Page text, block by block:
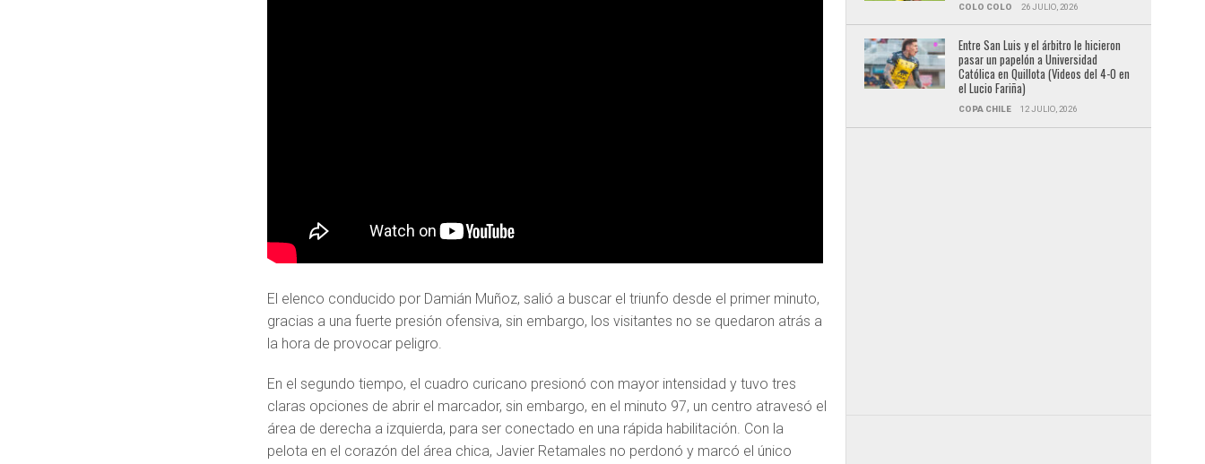
El elenco conducido por Damián Muñoz, salió a buscar el triunfo desde el primer minuto,
gracias a una fuerte presión ofensiva, sin embargo, los visitantes no se quedaron atrás a
la hora de provocar peligro.
En el segundo tiempo, el cuadro curicano presionó con mayor intensidad y tuvo tres
claras opciones de abrir el marcador, sin embargo, en el minuto 97, un centro atravesó el
área de derecha a izquierda, para ser conectado en una rápida habilitación. Con la
pelota en el corazón del área chica, Javier Retamales no perdonó y marcó el único
COLO COLO 26 JULIO, 2026
Entre San Luis y el árbitro le hicieron
pasar un papelón a Universidad
Católica en Quillota (Videos del 4-0 en
el Lucio Fariña)
COPA CHILE 12 JULIO, 2026